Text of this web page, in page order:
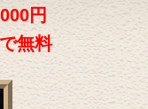
円
無料